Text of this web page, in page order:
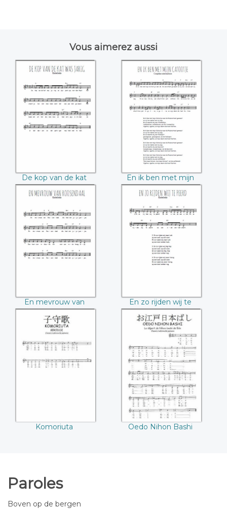
Vous aimerez aussi
De kop van de kat
was jarig
De kop van de kat
was jarig
En ik ben met mijn
Catootje
En ik ben met mijn
Catootje
En mevrouw van
Roosendaal
En mevrouw van
Roosendaal
En zo rijden wij te
peerd
En zo rijden wij te
peerd
Komoriuta
Komoriuta
Oedo Nihon Bashi
Oedo Nihon Bashi
Paroles
Boven op de bergen